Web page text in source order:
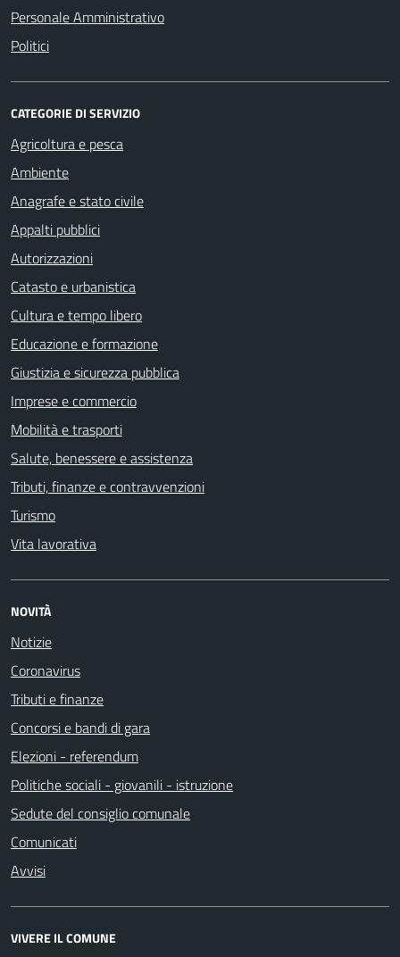
Personale Amministrativo
Politici
CATEGORIE DI SERVIZIO
Agricoltura e pesca
Ambiente
Anagrafe e stato civile
Appalti pubblici
Autorizzazioni
Catasto e urbanistica
Cultura e tempo libero
Educazione e formazione
Giustizia e sicurezza pubblica
Imprese e commercio
Mobilità e trasporti
Salute, benessere e assistenza
Tributi, finanze e contravvenzioni
Turismo
Vita lavorativa
NOVITÀ
Notizie
Coronavirus
Tributi e finanze
Concorsi e bandi di gara
Elezioni - referendum
Politiche sociali - giovanili - istruzione
Sedute del consiglio comunale
Comunicati
Avvisi
VIVERE IL COMUNE